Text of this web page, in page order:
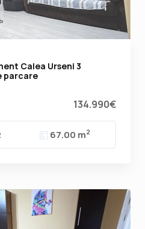
Calea Urseni 3
parcare
134.990€
67.00 m2